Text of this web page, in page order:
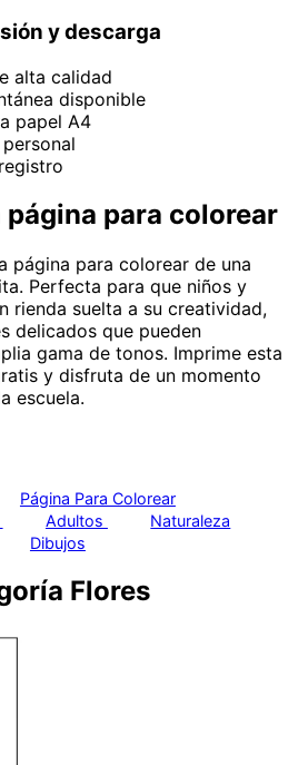
y descarga
alta calidad
disponible
papel A4
página para colorear
página para colorear de una
Perfecta para que niños y
rienda suelta a su creatividad,
delicados que pueden
gama de tonos. Imprime esta
y disfruta de un momento
escuela.
Página Para Colorear
Adultos
Naturaleza
Dibujos
Flores